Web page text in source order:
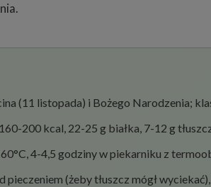
(11 listopada) i Bożego Narodzenia;
200 kcal, 22-25 g białka, 7-12 g
4-4,5 godziny w piekarniku z
pieczeniem (żeby tłuszcz mógł